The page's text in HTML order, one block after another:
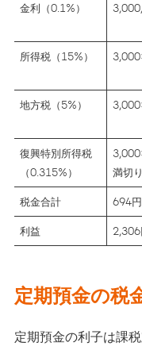
金利（0.1%）
所得税（15%）
地方税（5%）
復興特別所得税
（0.315%）
満切
税金合計 694円
利益 2,306
定期預金の税
定期預金の利子は課